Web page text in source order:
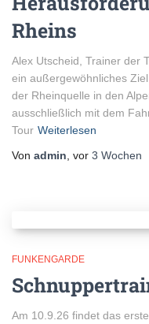
Rheins
Alex Utscheid, Trainer der
ein außergewöhnliches
der Rheinquelle in den
ausschließlich mit dem
Tour Weiterlesen
Von admin , vor 3 Wochen
FUNKENGARDE
Am 10.9.26 findet das